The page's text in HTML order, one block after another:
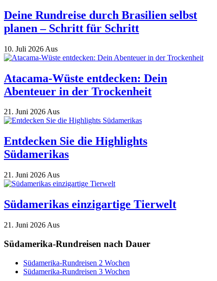
Deine Rundreise durch Brasilien selbst
planen – Schritt für Schritt
10. Juli 2026 Aus
Atacama-Wüste entdecken: Dein
Abenteuer in der Trockenheit
21. Juni 2026Aus
Entdecken Sie die Highlights
Südamerikas
21. Juni 2026 Aus
Südamerikas einzigartige Tierwelt
21. Juni 2026 Aus
Südamerika-Rundreisen nach Dauer
Südamerika-Rundreisen 2 Wochen
Südamerika-Rundreisen 3 Wochen